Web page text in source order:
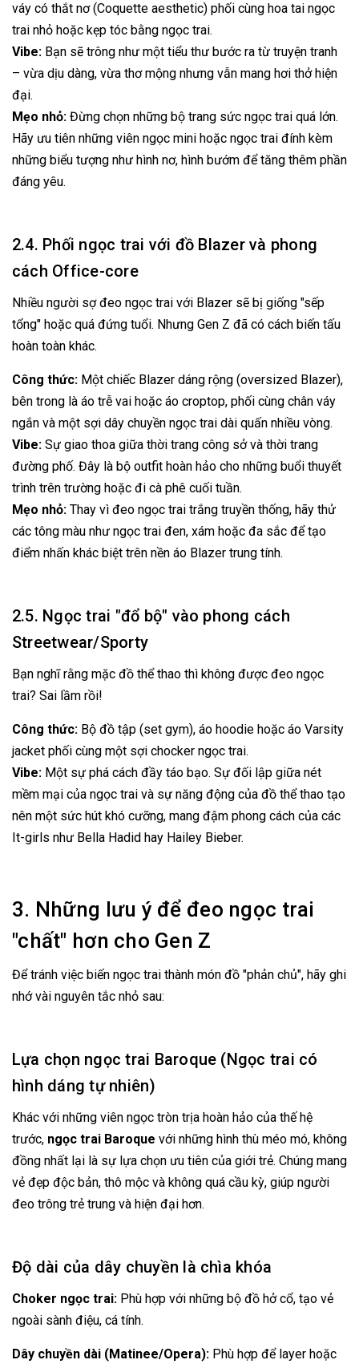
váy có thắt nơ (Coquette aesthetic) phối cùng hoa tai ngọc
trai nhỏ hoặc kẹp tóc bằng ngọc trai.
Vibe: Bạn sẽ trông như một tiểu thư bước ra từ truyện tranh
– vừa dịu dàng, vừa thơ mộng nhưng vẫn mang hơi thở hiện
đại.
Mẹo nhỏ: Đừng chọn những bộ trang sức ngọc trai quá lớn.
Hãy ưu tiên những viên ngọc mini hoặc ngọc trai đính kèm
những biểu tượng như hình nơ, hình bướm để tăng thêm phần
đáng yêu.
2.4. Phối ngọc trai với đồ Blazer và phong
cách Office-core
Nhiều người sợ đeo ngọc trai với Blazer sẽ bị giống "sếp
tổng" hoặc quá đứng tuổi. Nhưng Gen Z đã có cách biến tấu
hoàn toàn khác.
Công thức: Một chiếc Blazer dáng rộng (oversized Blazer),
bên trong là áo trễ vai hoặc áo croptop, phối cùng chân váy
ngắn và một sợi dây chuyền ngọc trai dài quấn nhiều vòng.
Vibe: Sự giao thoa giữa thời trang công sở và thời trang
đường phố. Đây là bộ outfit hoàn hảo cho những buổi thuyết
trình trên trường hoặc đi cà phê cuối tuần.
Mẹo nhỏ: Thay vì đeo ngọc trai trắng truyền thống, hãy thử
các tông màu như ngọc trai đen, xám hoặc đa sắc để tạo
điểm nhấn khác biệt trên nền áo Blazer trung tính.
2.5. Ngọc trai "đổ bộ" vào phong cách
Streetwear/Sporty
Bạn nghĩ rằng mặc đồ thể thao thì không được đeo ngọc
trai? Sai lầm rồi!
Công thức: Bộ đồ tập (set gym), áo hoodie hoặc áo Varsity
jacket phối cùng một sợi chocker ngọc trai.
Vibe: Một sự phá cách đầy táo bạo. Sự đối lập giữa nét
mềm mại của ngọc trai và sự năng động của đồ thể thao tạo
nên một sức hút khó cưỡng, mang đậm phong cách của các
It-girls như Bella Hadid hay Hailey Bieber.
3. Những lưu ý để đeo ngọc trai
"chất" hơn cho Gen Z
Để tránh việc biến ngọc trai thành món đồ "phản chủ", hãy ghi
nhớ vài nguyên tắc nhỏ sau:
Lựa chọn ngọc trai Baroque (Ngọc trai có
hình dáng tự nhiên)
Khác với những viên ngọc tròn trịa hoàn hảo của thế hệ
trước, ngọc trai Baroque với những hình thù méo mó, không
đồng nhất lại là sự lựa chọn ưu tiên của giới trẻ. Chúng mang
vẻ đẹp độc bản, thô mộc và không quá cầu kỳ, giúp người
đeo trông trẻ trung và hiện đại hơn.
Độ dài của dây chuyền là chìa khóa
Choker ngọc trai: Phù hợp với những bộ đồ hở cổ, tạo vẻ
ngoài sành điệu, cá tính.
Dây chuyền dài (Matinee/Opera): Phù hợp để layer hoặc